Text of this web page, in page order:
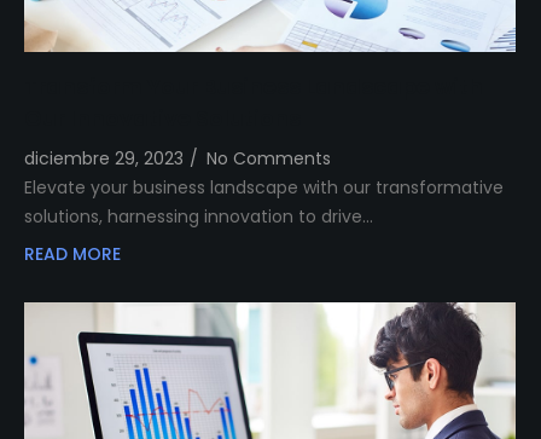
diciembre 29, 2023 / No Comments
Elevate your business landscape with our transformative
solutions, harnessing innovation to drive…
READ MORE